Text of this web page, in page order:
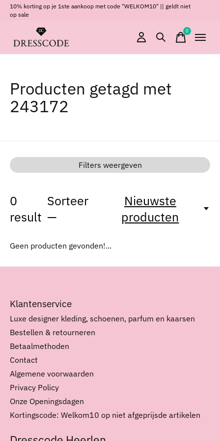
10% korting op je 1ste aankoop met code "WELKOM10" || geldt niet
op sale
0items
Producten getagd met
243172
Filters weergeven
0
result
Sorteer
—
Nieuwste
producten
Geen producten gevonden!...
Klantenservice
Luxe designer kleding, schoenen, parfum en kaarsen
Bestellen & retourneren
Betaalmethoden
Contact
Algemene voorwaarden
Privacy Policy
Onze Openingsdagen
Kortingscode: Welkom10 op niet afgeprijsde artikelen